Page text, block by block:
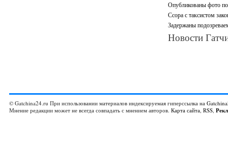
Опубликованы фото
Ссора с таксистом
Задержаны
Новости
© Gatchina24.ru При использовании материалов индексируемая гиперссылка на
Мнение редакции может не всегда совпадать с мнением авторов. Карта сайта, RSS,